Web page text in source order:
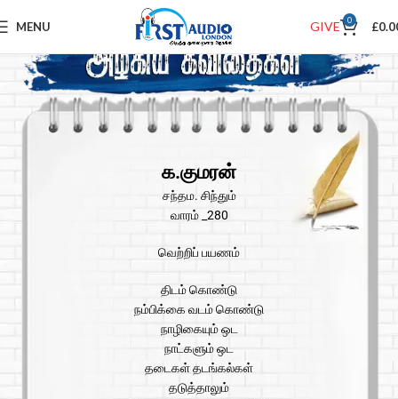
MENU GIVE 0 £
க.குமரன்
சந்தம. சிந்தும்
வாரம் _280
வெற்றிப் பயணம்
திடம் கொண்டு
நம்பிக்கை வடம் கொண்டு
நாழிகையும் ஒட
நாட்களும் ஒட
தடைகள் தடங்கல்கள்
தடுத்தாலும்